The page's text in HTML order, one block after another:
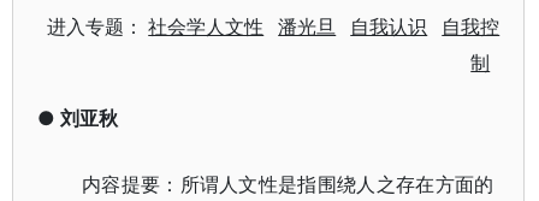
进入专题：社会学人文性 潘光旦 自我认识
自我控
制
● 刘亚秋
内容提要：所谓人文性是指围绕人之存在方面的